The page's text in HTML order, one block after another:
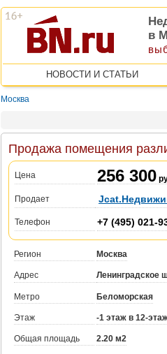
в
НОВОСТИ И СТАТЬИ
Москва
Продажа помещения
Цена 256 300
Продает
Телефон +7 (495) 021-
Регион Москва
Адрес Ленинградское
Метро Беломорская
Этаж -1 этаж в 12-
Общая площадь 2.20 м2